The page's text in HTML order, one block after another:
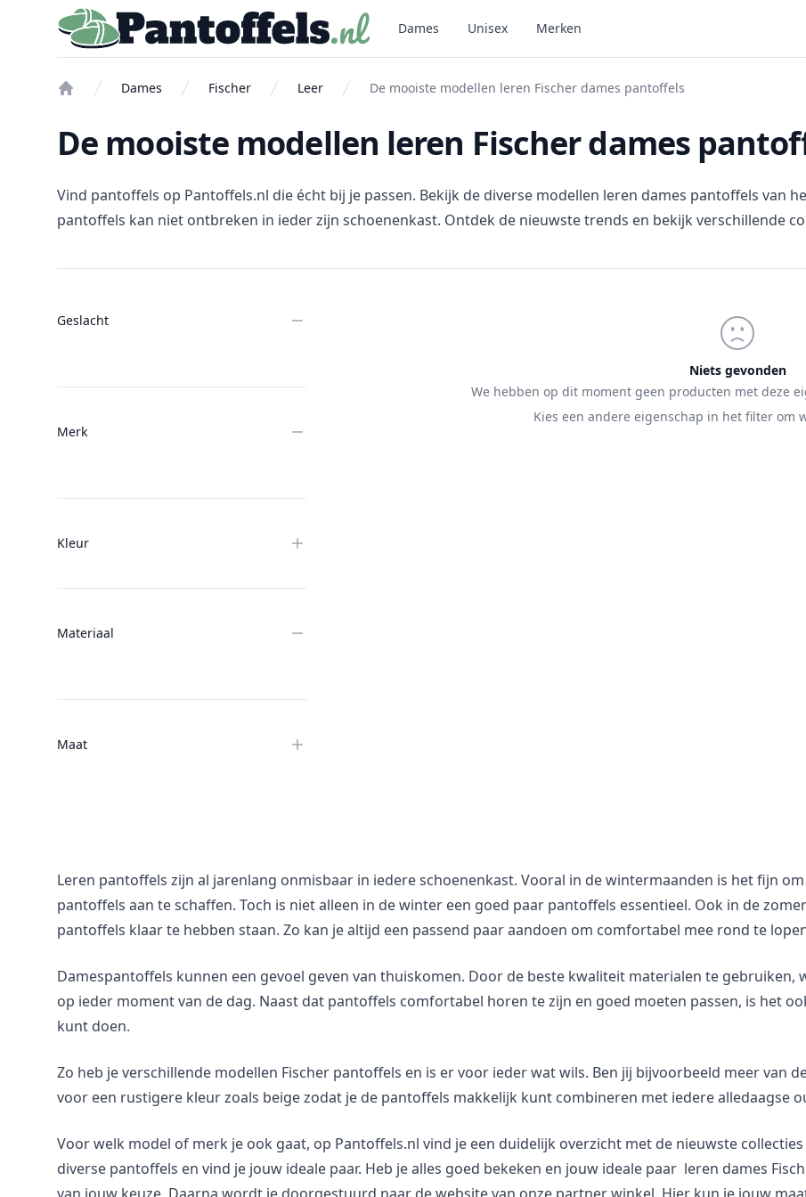
Pantoffels.nl
Dames Unisex Merken
Dames Fischer Leer De mooiste modellen leren Fischer dames pantoffels
De mooiste modellen leren Fischer dames
Vind pantoffels op Pantoffels.nl die écht bij je passen. Bekijk de diverse modellen leren dames pantoffels van
pantoffels kan niet ontbreken in ieder zijn schoenenkast. Ontdek de nieuwste trends en bekijk verschillende
Filters
Geslacht
Merk
Kleur
Materiaal
Maat
Niets gevonden
We hebben op dit moment geen producten met deze
Kies een andere eigenschap in het filter om
Leren pantoffels zijn al jarenlang onmisbaar in iedere schoenenkast. Vooral in de wintermaanden is het fijn
pantoffels aan te schaffen. Toch is niet alleen in de winter een goed paar pantoffels essentieel. Ook in de
pantoffels klaar te hebben staan. Zo kan je altijd een passend paar aandoen om comfortabel mee rond te
Damespantoffels kunnen een gevoel geven van thuiskomen. Door de beste kwaliteit materialen te gebruiken,
op ieder moment van de dag. Naast dat pantoffels comfortabel horen te zijn en goed moeten passen, is het
kunt doen.
Zo heb je verschillende modellen Fischer pantoffels en is er voor ieder wat wils. Ben jij bijvoorbeeld meer van
voor een rustigere kleur zoals beige zodat je de pantoffels makkelijk kunt combineren met iedere alledaagse
Voor welk model of merk je ook gaat, op Pantoffels.nl vind je een duidelijk overzicht met de nieuwste
diverse pantoffels en vind je jouw ideale paar. Heb je alles goed bekeken en jouw ideale paar leren dames